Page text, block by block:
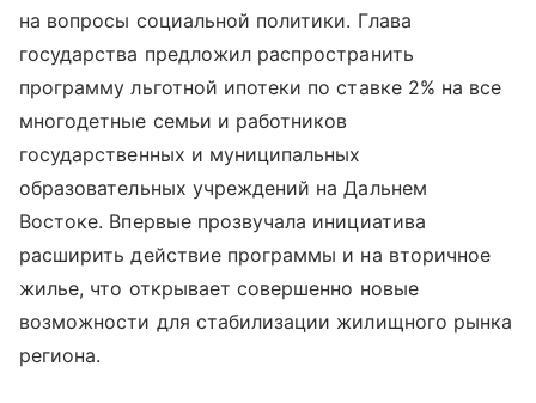
на вопросы социальной политики. Глава
государства предложил распространить
программу льготной ипотеки по ставке 2% на все
многодетные семьи и работников
государственных и муниципальных
образовательных учреждений на Дальнем
Востоке. Впервые прозвучала инициатива
расширить действие программы и на вторичное
жилье, что открывает совершенно новые
возможности для стабилизации жилищного рынка
региона.